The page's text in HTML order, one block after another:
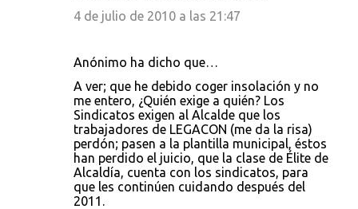
4 de julio de 2010 a las 21:47
Anónimo ha dicho que…
A ver; que he debido coger insolación y no
me entero, ¿Quién exige a quién? Los
Sindicatos exigen al Alcalde que los
trabajadores de LEGACON (me da la risa)
perdón; pasen a la plantilla municipal, éstos
han perdido el juicio, que la clase de Élite de
Alcaldía, cuenta con los sindicatos, para
que les continúen cuidando después del
2011.